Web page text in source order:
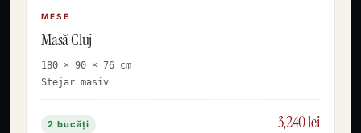
MESE
Masă Cluj
180 × 90 × 76 cm
Stejar masiv
2 bucăți 3,240 lei